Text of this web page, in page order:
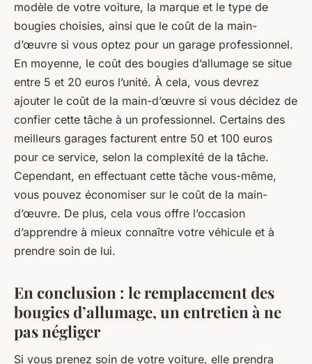
modèle de votre voiture, la marque et le type de
bougies choisies, ainsi que le coût de la main-
d’œuvre si vous optez pour un garage professionnel.
En moyenne, le coût des bougies d’allumage se situe
entre 5 et 20 euros l’unité. À cela, vous devrez
ajouter le coût de la main-d’œuvre si vous décidez de
confier cette tâche à un professionnel. Certains des
meilleurs garages facturent entre 50 et 100 euros
pour ce service, selon la complexité de la tâche.
Cependant, en effectuant cette tâche vous-même,
vous pouvez économiser sur le coût de la main-
d’œuvre. De plus, cela vous offre l’occasion
d’apprendre à mieux connaître votre véhicule et à
prendre soin de lui.
En conclusion : le remplacement des
bougies d’allumage, un entretien à ne
pas négliger
Si vous prenez soin de votre voiture, elle prendra